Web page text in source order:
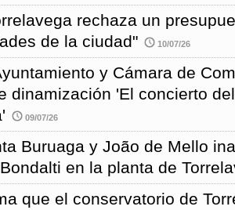
rechaza un
de la ciudad"
10/07/26
y Cámara de
dinamización 'El concierto
09/07/26
Buruaga y João de Mello
en la planta de
que el conservatorio de